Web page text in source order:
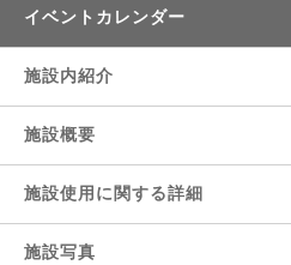
イベントカレンダー
施設内紹介
施設概要
施設使用に関する詳細
施設写真